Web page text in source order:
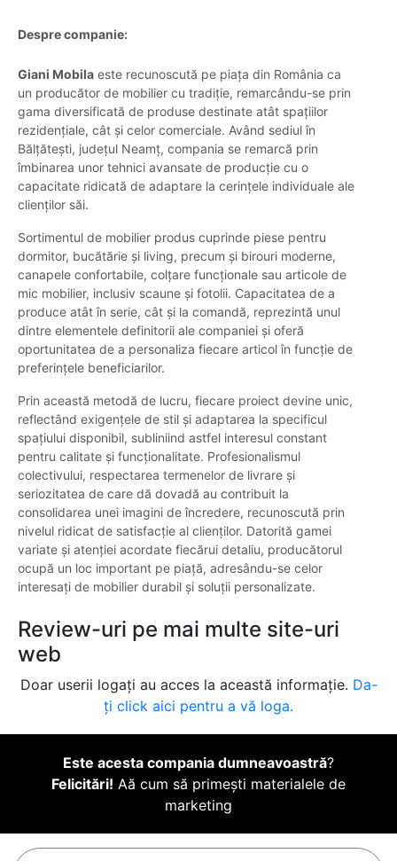
Despre companie:
Giani Mobila este recunoscută pe piața din România ca
un producător de mobilier cu tradiție, remarcându-se prin
gama diversificată de produse destinate atât spațiilor
rezidențiale, cât și celor comerciale. Având sediul în
Bălţăteşti, județul Neamț, compania se remarcă prin
îmbinarea unor tehnici avansate de producție cu o
capacitate ridicată de adaptare la cerințele individuale ale
clienților săi.
Sortimentul de mobilier produs cuprinde piese pentru
dormitor, bucătărie și living, precum și birouri moderne,
canapele confortabile, colțare funcționale sau articole de
mic mobilier, inclusiv scaune și fotolii. Capacitatea de a
produce atât în serie, cât și la comandă, reprezintă unul
dintre elementele definitorii ale companiei și oferă
oportunitatea de a personaliza fiecare articol în funcție de
preferințele beneficiarilor.
Prin această metodă de lucru, fiecare proiect devine unic,
reflectând exigențele de stil și adaptarea la specificul
spațiului disponibil, subliniind astfel interesul constant
pentru calitate și funcționalitate. Profesionalismul
colectivului, respectarea termenelor de livrare și
seriozitatea de care dă dovadă au contribuit la
consolidarea unei imagini de încredere, recunoscută prin
nivelul ridicat de satisfacție al clienților. Datorită gamei
variate și atenției acordate fiecărui detaliu, producătorul
ocupă un loc important pe piață, adresându-se celor
interesați de mobilier durabil și soluții personalizate.
Review-uri pe mai multe site-uri
web
Doar userii logați au acces la această informație. Da-
ți click aici pentru a vă loga.
Este acesta compania dumneavoastră?
Felicitări! Aă cum să primești materialele de
marketing